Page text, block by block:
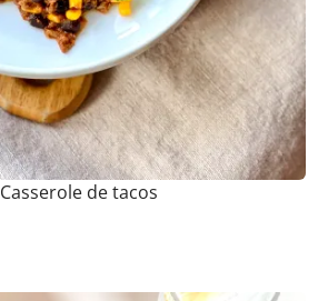
Casserole de tacos